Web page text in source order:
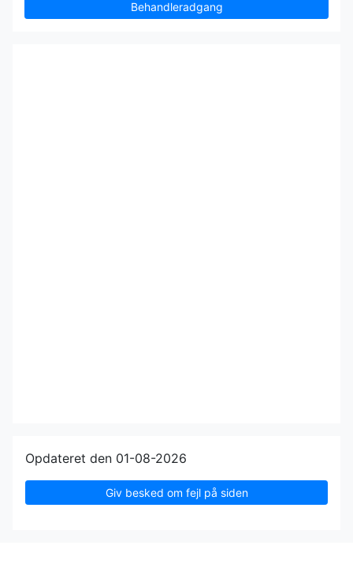
Behandleradgang
Opdateret den 01-08-2026
Giv besked om fejl på siden